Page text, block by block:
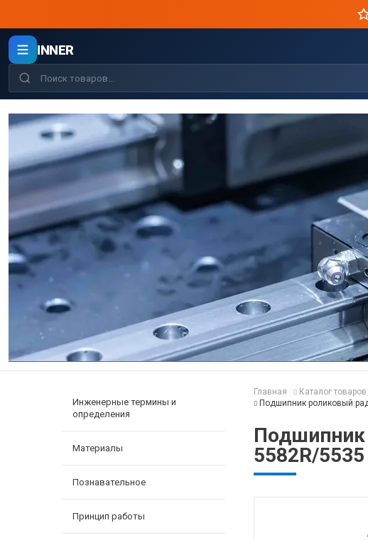
INNER
Инженерные термины и
определения
Материалы
Познавательное
Принцип работы
Главная Каталог товаров
Подшипник роликовый
5582R/5535